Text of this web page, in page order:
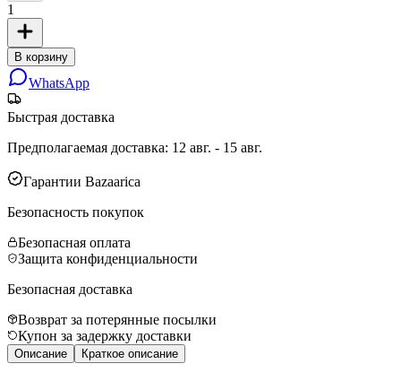
1
В корзину
WhatsApp
Быстрая доставка
Предполагаемая доставка: 12 авг. - 15 авг.
Гарантии Bazaarica
Безопасность покупок
Безопасная оплата
Защита конфиденциальности
Безопасная доставка
Возврат за потерянные посылки
Купон за задержку доставки
Описание Краткое описание